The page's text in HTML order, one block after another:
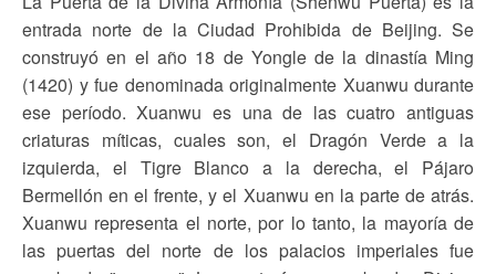
entrada norte de la Ciudad Prohibida de Beijing. Se
construyó en el año 18 de Yongle de la dinastía Ming
(1420) y fue denominada originalmente Xuanwu durante
ese período. Xuanwu es una de las cuatro antiguas
criaturas míticas, cuales son, el Dragón Verde a la
izquierda, el Tigre Blanco a la derecha, el Pájaro
Bermellón en el frente, y el Xuanwu en la parte de atrás.
Xuanwu representa el norte, por lo tanto, la mayoría de
las puertas del norte de los palacios imperiales fue